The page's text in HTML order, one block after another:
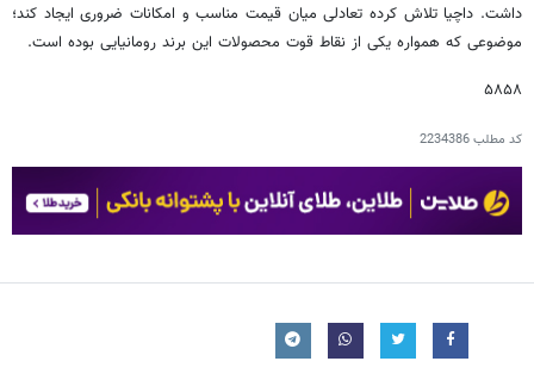
داشت. داچیا تلاش کرده تعادلی میان قیمت مناسب و امکانات ضروری ایجاد کند؛
موضوعی که همواره یکی از نقاط قوت محصولات این برند رومانیایی بوده است.
۵۸۵۸
کد مطلب2234386